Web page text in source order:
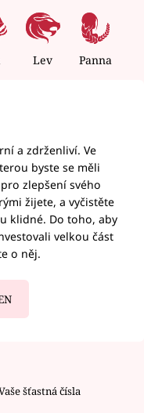
Lev Panna
a zdrženliví. Ve
byste se měli
zlepšení svého
žijete, a vyčistěte
klidné. Do toho, aby
velkou část
o něj.
šťastná čísla